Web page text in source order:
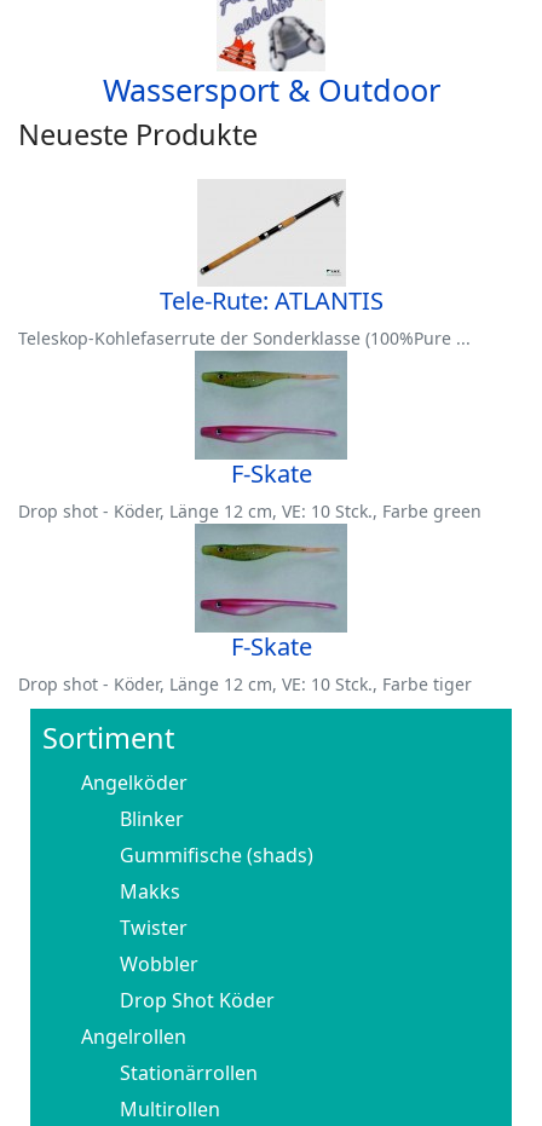
Wassersport & Outdoor
Neueste Produkte
Tele-Rute: ATLANTIS
Teleskop-Kohlefaserrute der Sonderklasse (100%Pure ...
F-Skate
Drop shot - Köder, Länge 12 cm, VE: 10 Stck., Farbe green
F-Skate
Drop shot - Köder, Länge 12 cm, VE: 10 Stck., Farbe tiger
Sortiment
Angelköder
Blinker
Gummifische (shads)
Makks
Twister
Wobbler
Drop Shot Köder
Angelrollen
Stationärrollen
Multirollen